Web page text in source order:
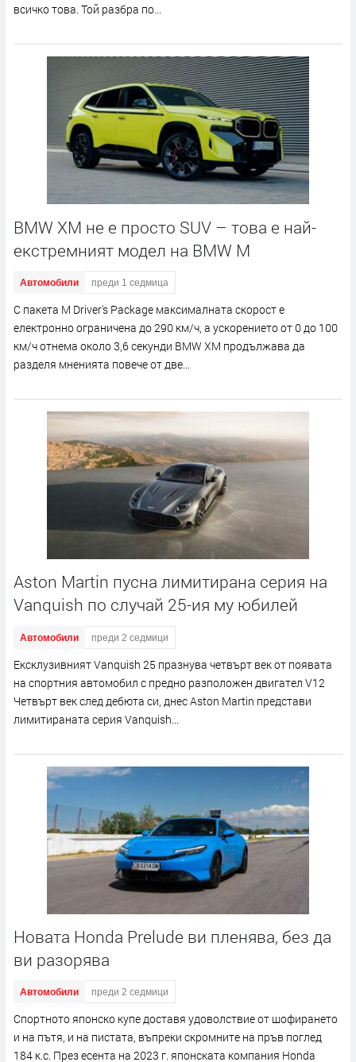
всичко това. Той разбра по...
BMW XM не е просто SUV – това е най-
екстремният модел на BMW M
Автомобили преди 1 седмица
С пакета M Driver's Package максималната скорост е
електронно ограничена до 290 км/ч, а ускорението от 0 до 100
км/ч отнема около 3,6 секунди BMW XM продължава да
разделя мненията повече от две...
Aston Martin пусна лимитирана серия на
Vanquish по случай 25-ия му юбилей
Автомобили преди 2 седмици
Ексклузивният Vanquish 25 празнува четвърт век от появата
на спортния автомобил с предно разположен двигател V12
Четвърт век след дебюта си, днес Aston Martin представи
лимитираната серия Vanquish...
Новата Honda Prelude ви пленява, без да
ви разорява
Автомобили преди 2 седмици
Спортното японско купе доставя удоволствие от шофирането
и на пътя, и на пистата, въпреки скромните на пръв поглед
184 к.с. През есента на 2023 г. японската компания Honda